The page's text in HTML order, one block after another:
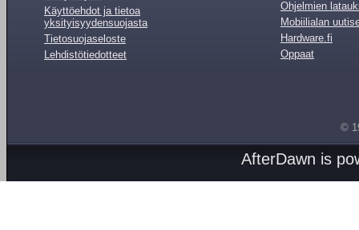
Käyttöehdot ja tietoa
yksityisyydensuojasta
Tietosuojaseloste
Lehdistötiedotteet
Ohjelmien
Mobiilialan
Hardware.fi
Oppaat
©
AfterDawn is